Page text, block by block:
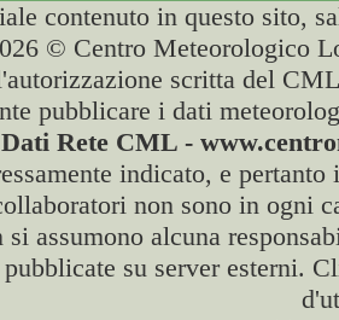
contenuto in questo sito,
© Centro Meteorologico
scritta del
pubblicare i dati
Rete CML -
indicato, e
non sono in ogni
si assumono alcuna
su server esterni.